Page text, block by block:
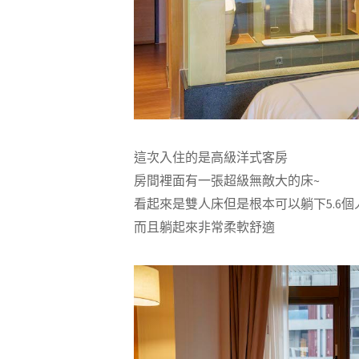
這次入住的是高級洋式客房
房間裡面有一張超級無敵大的床~
看起來是雙人床但是根本可以躺下5.6個
而且躺起來非常柔軟舒適